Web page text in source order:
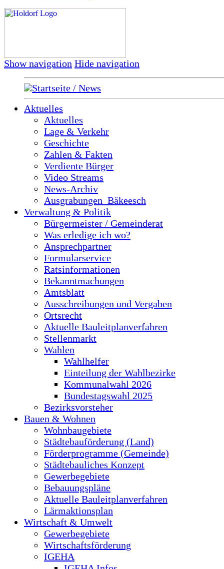
Show navigation Hide navigation
Startseite / News
Aktuelles
Aktuelles
Lage & Verkehr
Geschichte
Zahlen & Fakten
Verdiente Bürger
Video Streams
News-Archiv
Ausgrabungen_Bäkeesch
Verwaltung & Politik
Bürgermeister / Gemeinderat
Was erledige ich wo?
Ansprechpartner
Formularservice
Ratsinformationen
Bekanntmachungen
Amtsblatt
Ausschreibungen und Vergaben
Ortsrecht
Aktuelle Bauleitplanverfahren
Stellenmarkt
Wahlen
Wahlhelfer
Einteilung der Wahlbezirke
Kommunalwahl 2026
Bundestagswahl 2025
Bezirksvorsteher
Bauen & Wohnen
Wohnbaugebiete
Städtebauförderung (Land)
Förderprogramme (Gemeinde)
Städtebauliches Konzept
Gewerbegebiete
Bebauungspläne
Aktuelle Bauleitplanverfahren
Lärmaktionsplan
Wirtschaft & Umwelt
Gewerbegebiete
Wirtschaftsförderung
IGEHA